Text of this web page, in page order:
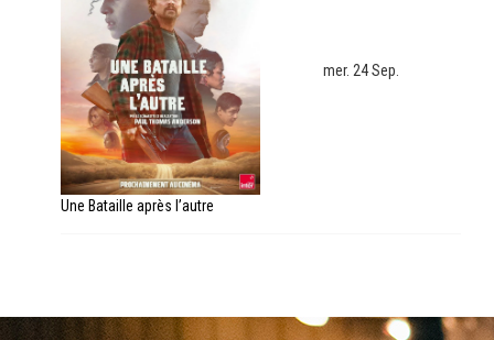
Une Bataille après l’autre
mer. 24 Sep.